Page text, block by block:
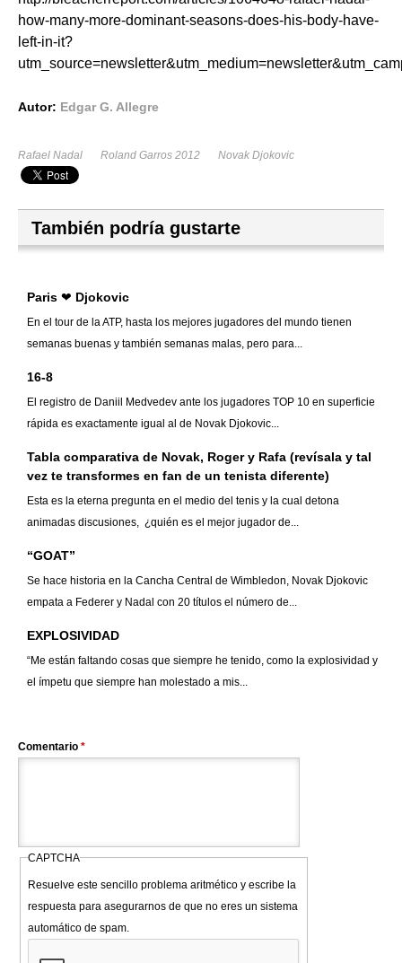
how-many-more-dominant-seasons-does-his-body-have-
left-in-it?
utm source=newsletter&utm medium=newsletter&utm
Autor: Edgar G. Allegre
Rafael Nadal Roland Garros 2012 Novak Djokovic
También podría gustarte
Paris ❤ Djokovic
En el tour de la ATP, hasta los mejores jugadores del mundo tienen
semanas buenas y también semanas malas, pero para...
16-8
El registro de Daniil Medvedev ante los jugadores TOP 10 en superficie
rápida es exactamente igual al de Novak Djokovic...
Tabla comparativa de Novak, Roger y Rafa (revísala y tal
vez te transformes en fan de un tenista diferente)
Esta es la eterna pregunta en el medio del tenis y la cual detona
animadas discusiones, ¿quién es el mejor jugador de...
“GOAT”
Se hace historia en la Cancha Central de Wimbledon, Novak Djokovic
empata a Federer y Nadal con 20 títulos el número de...
EXPLOSIVIDAD
“Me están faltando cosas que siempre he tenido, como la explosividad y
el ímpetu que siempre han molestado a mis...
Comentario *
CAPTCHA
Resuelve este sencillo problema aritmético y escribe la
respuesta para asegurarnos de que no eres un sistema
automático de spam.